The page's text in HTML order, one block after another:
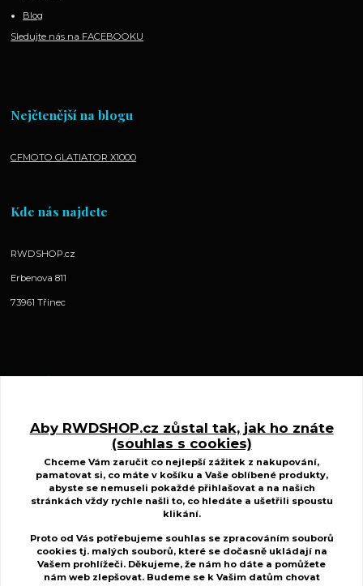
Blog
Sledujte nás na FACEBOOKU
Nejčtenější na blogu
CFMOTO GLATIATOR X1000
Kde nás najdete
RWDSHOP.cz
Erbenova 811
73961 Třinec
Kontakty
www.ctyrkolkycfmoto.cz
Radek Wojnar
+420 727 883 807
(Po-St-Pá, 10-17 hod. Út-Čt 8.00-15.00 hod.)
r.w.d@centrum.cz
Aby RWDSHOP.cz zůstal tak, jak ho znáte
(souhlas s cookies)
Chceme Vám zaručit co nejlepší zážitek z nakupování,
pamatovat si, co máte v košíku a Vaše oblíbené produkty,
abyste se nemuseli pokaždé přihlašovat a na našich
stránkách vždy rychle našli to, co hledáte a ušetřili spoustu
klikání.
Proto od Vás potřebujeme souhlas se zpracováním souborů
cookies tj. malých souborů, které se dočasně ukládají na
Vašem prohlížeči. Děkujeme, že nám ho dáte a pomůžete
nám web zlepšovat. Budeme se k Vašim datům chovat